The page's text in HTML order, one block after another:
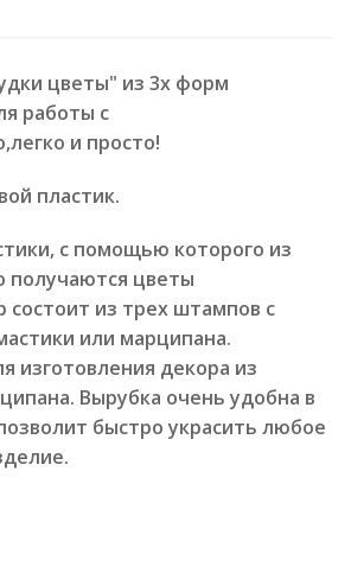
цветы" из 3х форм
работы с
и просто!
пластик.
с помощью которого из
получаются цветы
состоит из трех штампов с
или марципана.
изготовления декора из
Вырубка очень удобна в
быстро украсить любое